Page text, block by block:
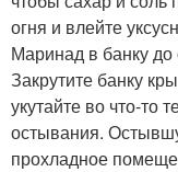
огня и влейте
Маринад в банку до
Закрутите банку
укутайте во что-то
остывания.
прохладное